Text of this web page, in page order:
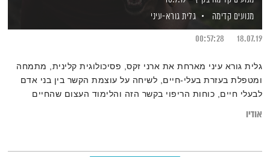
מנועים קדימה
גלית גורא-עיני
18.07.19
00:57:28
גלית גורא עיני מארחת את ארני זקס, פסיכולוגית קלינית, מתמחה
ומטפלת בעזרת בעלי-חיים, לשיחה על עוצמת הקשר בין בני אדם
לבעלי חיים, כוחות הריפוי בקשר הזה והלימוד העצום שהחיים
אודיו